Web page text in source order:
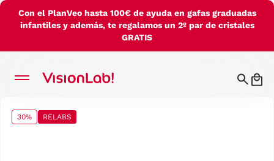
Con el PlanVeo hasta 100€ de ayuda en gafas graduadas
infantiles y además, te regalamos un 2º par de cristales
GRATIS
30% RELABS